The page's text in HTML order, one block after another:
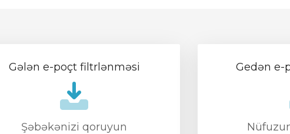
Gələn e-poçt filtrlənməsi
Şəbəkənizi qoruyun
Gedən e-